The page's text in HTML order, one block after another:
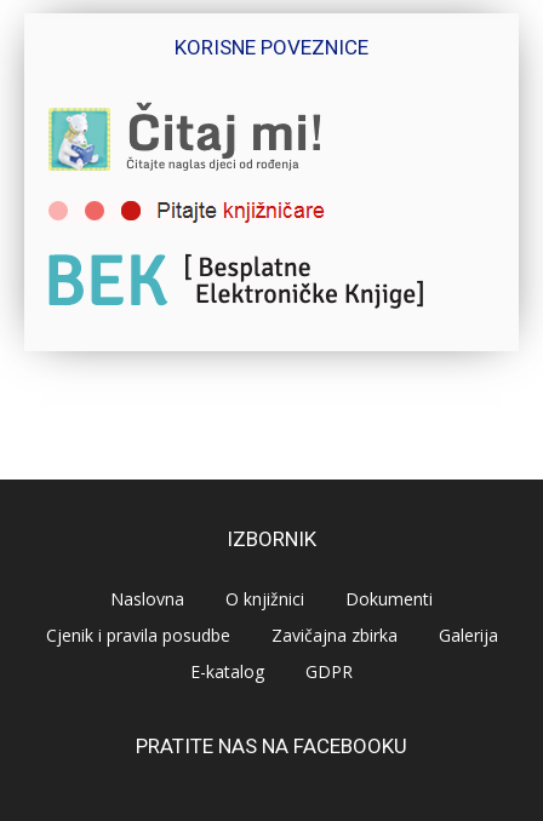
KORISNE POVEZNICE
IZBORNIK
Naslovna O knjižnici
Dokumenti
Cjenik i pravila posudbe
Zavičajna zbirka
Galerija
E-katalog
GDPR
PRATITE NAS NA FACEBOOKU